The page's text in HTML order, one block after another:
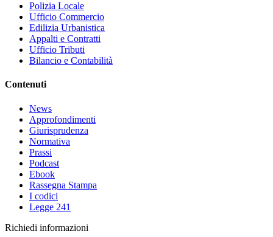
Polizia Locale
Ufficio Commercio
Edilizia Urbanistica
Appalti e Contratti
Ufficio Tributi
Bilancio e Contabilità
Contenuti
News
Approfondimenti
Giurisprudenza
Normativa
Prassi
Podcast
Ebook
Rassegna Stampa
I codici
Legge 241
Richiedi informazioni